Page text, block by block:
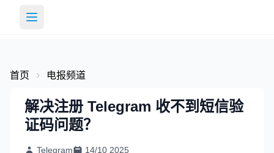
首页 电报频道
解决注册 Telegram 收不到短信验
证码问题？
Telegram 14/10 2025